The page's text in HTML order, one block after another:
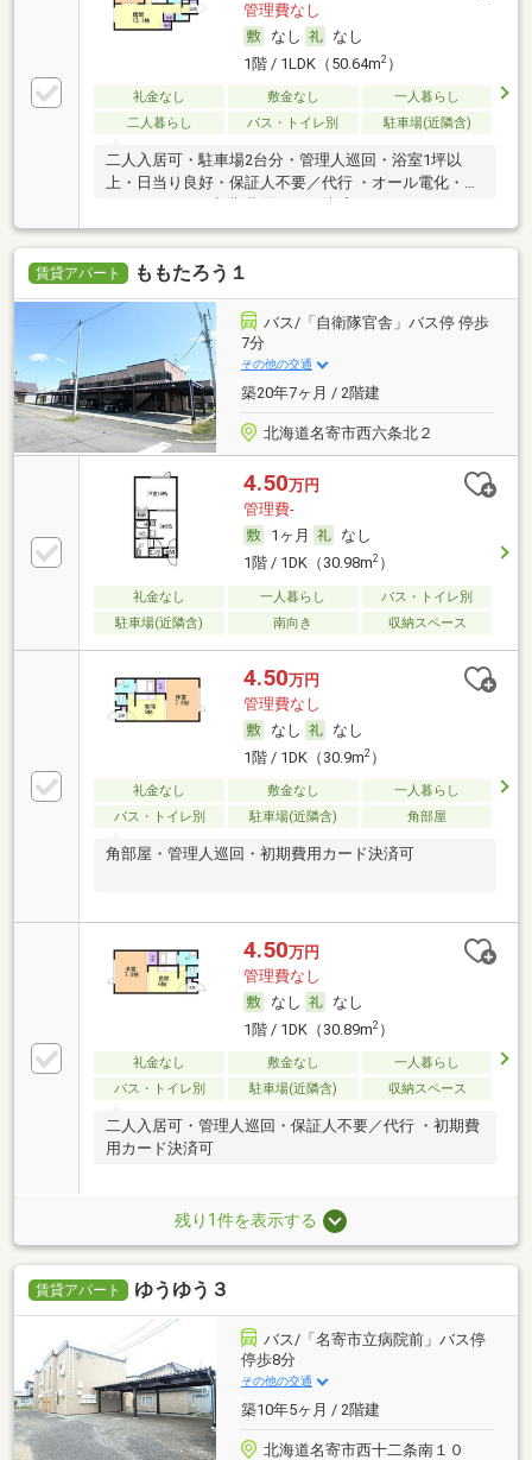
管理費なし
なし
なし
1階 / 1LDK（50.64m2）
礼金なし 敷金なし
一人暮らし
二人暮らし
バス・トイレ別 駐車場(近隣含)
二人入居可・駐車場2台分・管理人巡回・浴室1坪以
上・日当り良好・保証人不要／代行 ・オール電化・ル
賃貸アパート ももたろう１
バス/「自衛隊官舎」バス停 停歩
7分
その他の交通
築20年7ヶ月 / 2階建
北海道名寄市西六条北２
4.50万円
管理費-
1ヶ月
なし
1階 / 1DK（30.98m2）
礼金なし 一人暮らし
バス・トイレ別
駐車場(近隣含)
南向き 収納スペース
4.50万円
管理費なし
なし
なし
1階 / 1DK（30.9m2）
礼金なし 敷金なし
一人暮らし
バス・トイレ別
駐車場(近隣含) 角部屋
角部屋・管理人巡回・初期費用カード決済可
4.50万円
管理費なし
なし
なし
1階 / 1DK（30.89m2）
礼金なし 敷金なし
一人暮らし
バス・トイレ別
駐車場(近隣含) 収納スペース
二人入居可・管理人巡回・保証人不要／代行 ・初期費
用カード決済可
残り1件を表示する
賃貸アパート ゆうゆう３
バス/「名寄市立病院前」バス停
停歩8分
その他の交通
築10年5ヶ月 / 2階建
北海道名寄市西十二条南１０